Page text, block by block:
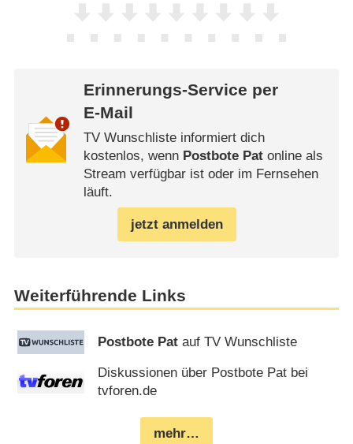
Erinnerungs-Service per
E-Mail
TV Wunschliste informiert dich
kostenlos, wenn Postbote Patonline als
Stream verfügbar ist oder im Fernsehen
läuft.
jetzt anmelden
Weiterführende Links
Postbote Pat auf TV Wunschliste
Diskussionen über Postbote Pat bei
tvforen.de
mehr…